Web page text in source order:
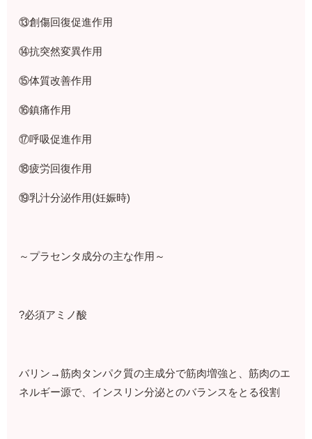
⑬創傷回復促進作用
⑭抗突然変異作用
⑮体質改善作用
⑯鎮痛作用
⑰呼吸促進作用
⑱疲労回復作用
⑲乳汁分泌作用(妊娠時)
～プラセンタ成分の主な作用～
?必須アミノ酸
バリン→筋肉タンパク質の主成分で筋肉増強と、筋肉のエ
ネルギー源で、インスリン分泌とのバランスをとる役割